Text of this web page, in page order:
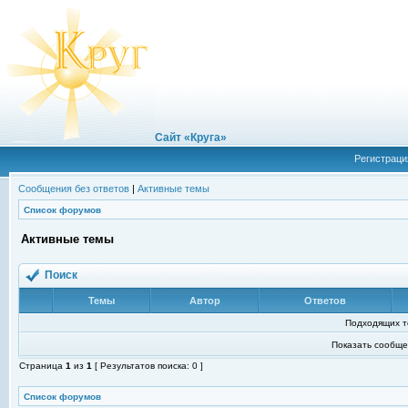
Сайт «Круга»
Сообщения без ответов | Активные темы
Список форумов
Активные темы
Поиск
Темы Автор Ответов
Подходящих
Показать
Страница 1 из 1 [ Результатов поиска: 0 ]
Список форумов